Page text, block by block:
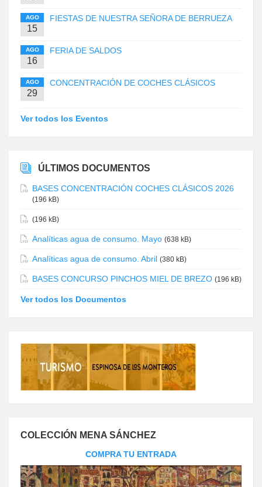
AGO
15
FIESTAS DE NUESTRA SEÑORA DE BERRUEZA
AGO
16
FERIA DE SALDOS
AGO
29
CONCENTRACIÓN DE COCHES CLÁSICOS
Ver todos los Eventos
ÚLTIMOS DOCUMENTOS
BASES CONCENTRACIÓN COCHES CLÁSICOS 2026
(196 kB)
(196 kB)
Analíticas agua de consumo. Mayo (638 kB)
Analíticas agua de consumo. Abril (380 kB)
BASES CONCURSO PINCHOS MIEL DE BREZO (196 kB)
Ver todos los Documentos
COLECCIÓN MENA SÁNCHEZ
COMPRA TU ENTRADA